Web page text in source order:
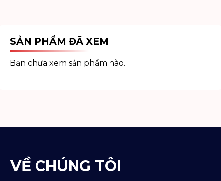
SẢN PHẨM ĐÃ XEM
Bạn chưa xem sản phẩm nào.
VỀ CHÚNG TÔI